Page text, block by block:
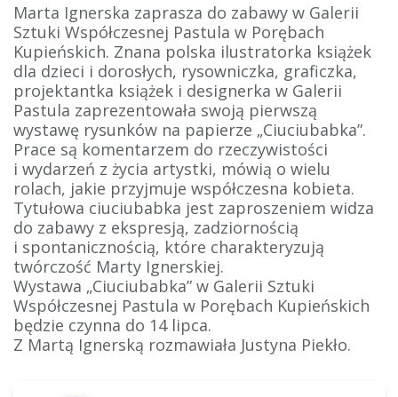
Marta Ignerska zaprasza do zabawy w Galerii
Sztuki Współczesnej Pastula w Porębach
Kupieńskich. Znana polska ilustratorka książek
dla dzieci i dorosłych, rysowniczka, graficzka,
projektantka książek i designerka w Galerii
Pastula zaprezentowała swoją pierwszą
wystawę rysunków na papierze „Ciuciubabka”.
Prace są komentarzem do rzeczywistości
i wydarzeń z życia artystki, mówią o wielu
rolach, jakie przyjmuje współczesna kobieta.
Tytułowa ciuciubabka jest zaproszeniem widza
do zabawy z ekspresją, zadziornością
i spontanicznością, które charakteryzują
twórczość Marty Ignerskiej.
Wystawa „Ciuciubabka” w Galerii Sztuki
Współczesnej Pastula w Porębach Kupieńskich
będzie czynna do 14 lipca.
Z Martą Ignerską rozmawiała Justyna Piekło.